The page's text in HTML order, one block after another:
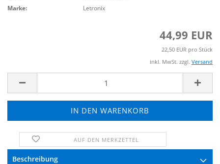
Marke:
Letronix
44,99 EUR
22,50 EUR pro Stück
inkl. MwSt. zzgl. Versand
AUF DEN MERKZETTEL
Beschreibung